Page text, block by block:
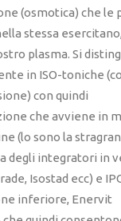
(osmotica) che le
stessa
plasma. Si
in ISO-toniche
con quindi
che avviene in
(lo sono la
degli integratori in
Isostad ecc) e
inferiore, Enervit